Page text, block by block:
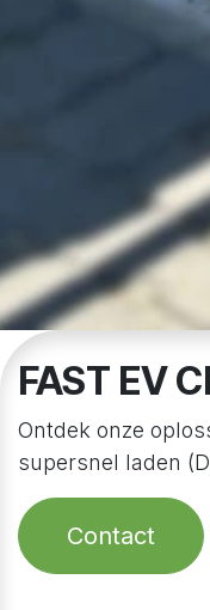
FAST EV
Ontdek onze
supersnel laden
Contact